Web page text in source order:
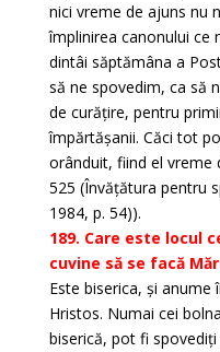
nici vreme de ajuns nu
împlinirea canonului ce
dintâi săptămâna a
să ne spovedim, ca să
de curățire, pentru
împărtășanii. Căci tot
orânduit, fiind el vreme
525 (Învățătura pentru
1984, p. 54)).
189. Care este locul
cuvine să se facă
Este biserica, și
Hristos. Numai cei
biserică, pot fi spovediți